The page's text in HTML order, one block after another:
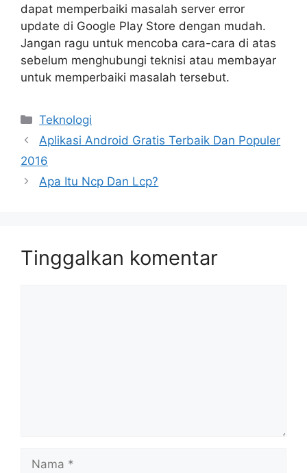
dapat memperbaiki masalah server error
update di Google Play Store dengan mudah.
Jangan ragu untuk mencoba cara-cara di atas
sebelum menghubungi teknisi atau membayar
untuk memperbaiki masalah tersebut.
Kategori
Teknologi
Aplikasi Android Gratis Terbaik Dan Populer
2016
Apa Itu Ncp Dan Lcp?
Tinggalkan komentar
Nama